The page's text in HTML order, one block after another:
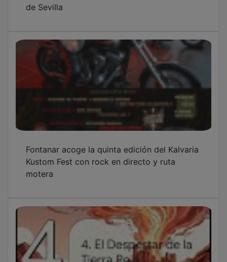
de Sevilla
Fontanar acoge la quinta edición del Kalvaria
Kustom Fest con rock en directo y ruta
motera